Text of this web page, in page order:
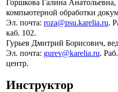
Горшкова Галина
компьютерной обработки
Эл. почта: roza@psu.karelia.ru.
каб. 102.
Гурьев Дмитрий Борисович,
Эл. почта: gurev@karelia.ru.
центр.
Инструктор